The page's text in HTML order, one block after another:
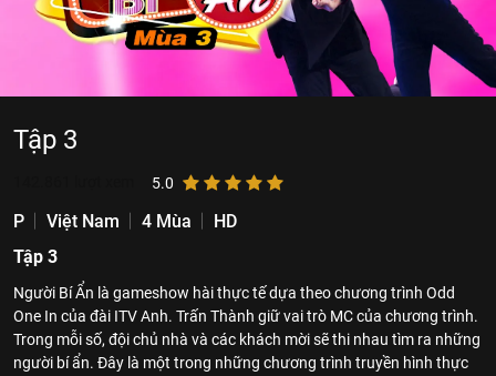
Tập 3
5.0
P Việt Nam 4 Mùa
HD
Tập 3
Người Bí Ẩn là gameshow hài thực tế dựa theo chương trình Odd
One In của đài ITV Anh. Trấn Thành giữ vai trò MC của chương trình.
Trong mỗi số, đội chủ nhà và các khách mời sẽ thi nhau tìm ra những
người bí ẩn. Đây là một trong những chương trình truyền hình thực